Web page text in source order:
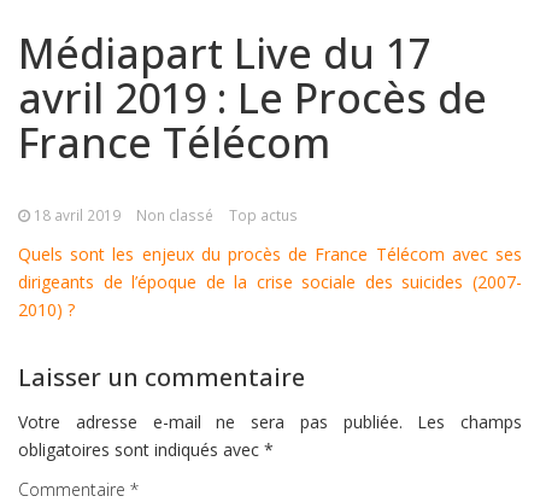
Médiapart Live du 17
avril 2019 : Le Procès de
France Télécom
18 avril 2019 Non classé Top actus
Quels sont les enjeux du procès de France Télécom avec ses
dirigeants de l’époque de la crise sociale des suicides (2007-
2010) ?
Laisser un commentaire
Votre adresse e-mail ne sera pas publiée.
Les champs
obligatoires sont indiqués avec *
Commentaire *